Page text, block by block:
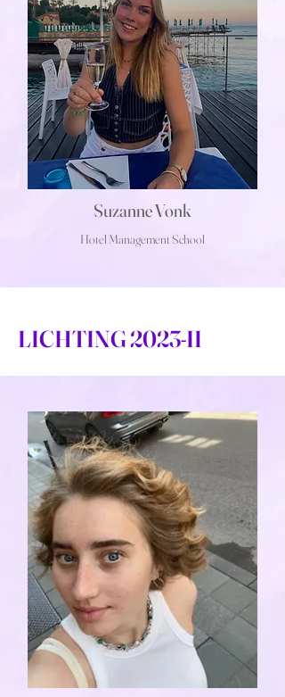
Suzanne Vonk
Hotel Management School
LICHTING 2023-II